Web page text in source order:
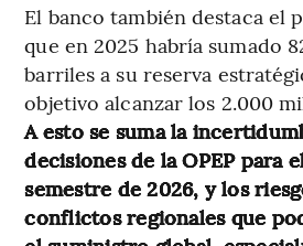
El banco también destaca el
que en 2025 habría sumado
barriles a su reserva
objetivo alcanzar los 2.000
A esto se suma la
decisiones de la OPEP para
semestre de 2026, y los
conflictos regionales que